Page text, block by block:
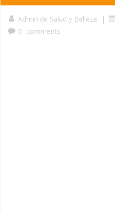
Admin de Salud y Belleza |
0 comments